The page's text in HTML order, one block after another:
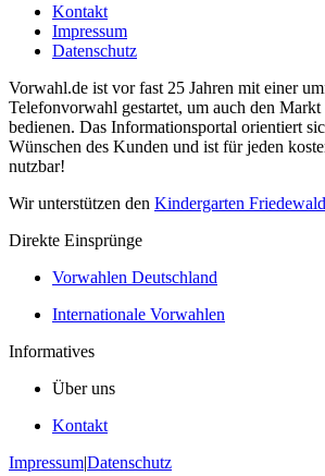
Kontakt
Impressum
Datenschutz
Vorwahl.de ist vor fast 25 Jahren mit einer
Telefonvorwahl gestartet, um auch den
bedienen. Das Informationsportal orientiert
Wünschen des Kunden und ist für jeden
nutzbar!
Wir unterstützen den Kindergarten
Direkte Einsprünge
Vorwahlen Deutschland
Internationale Vorwahlen
Informatives
Über uns
Kontakt
Impressum|Datenschutz